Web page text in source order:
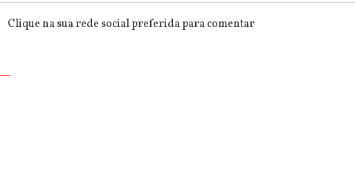
Clique na sua rede social preferida para comentar